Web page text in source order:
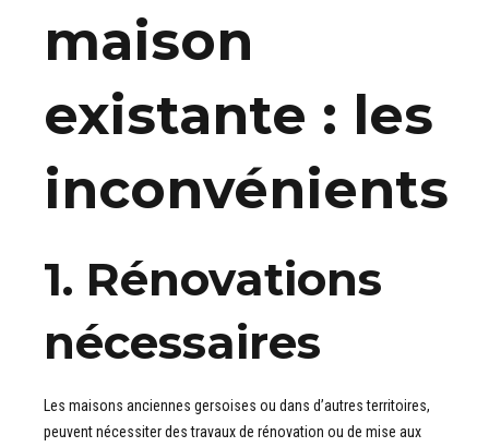
maison
existante : les
inconvénients
1. Rénovations
nécessaires
Les maisons anciennes gersoises ou dans d’autres territoires,
peuvent nécessiter des travaux de rénovation ou de mise aux